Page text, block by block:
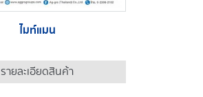
ไมท์แมน
รายละเอียดสินค้า